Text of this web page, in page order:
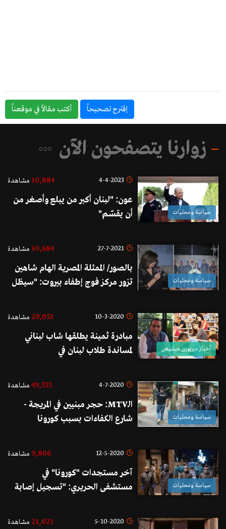
إقترح تصحيحاً أكتب مقالاً في موقعناً
زوارنا يتصفحون الآن
سياسة ومحليات
4-4-2023
10,884 مشاهدة
عون: "لبنان أكبر من يبلع وأصغر من
أن يقسّم"
سياسة ومحليات
27-7-2021
30,684 مشاهدة
بالصور/ الممثلة المصرية الهام شاهين
تزور مركز فوج إطفاء بيروت: "سيظل
رغم كل الظروف الصعبة"
أخبار ديربورن ميشيغن
10-3-2020
29,053 مشاهدة
مبادرة ثمينة يطلقها شاب لبناني
لمساندة طلاب لبنان في
حال تعثر حصولهم من الأموال
سياسة ومحليات
4-7-2020
49,555 مشاهدة
الـMTV: حجر مبنيين في المريجة -
شارع الكفاءات بسبب كورونا
سياسة ومحليات
12-5-2020
9,806 مشاهدة
آخر مستجدات "كورونا" في
مستشفى الحريري: "تسجيل إصابة
حالتين للشفاء "
5-10-2020
21,021 مشاهدة